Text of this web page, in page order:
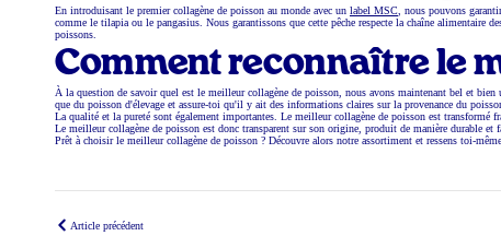
En introduisant le premier collagène de poisson au monde avec un label MSC , nous pouvons
comme le tilapia ou le pangasius. Nous garantissons que cette pêche respecte la chaîne alimentaire
poissons.
Comment reconnaître le
À la question de savoir quel est le meilleur collagène de poisson, nous avons maintenant bel et
que du poisson d'élevage et assure-toi qu'il y ait des informations claires sur la provenance du
La qualité et la pureté sont également importantes. Le meilleur collagène de poisson est transformé
Le meilleur collagène de poisson est donc transparent sur son origine, produit de manière durable
Prêt à choisir le meilleur collagène de poisson ? Découvre alors notre assortiment et ressens toi-
Article précédent